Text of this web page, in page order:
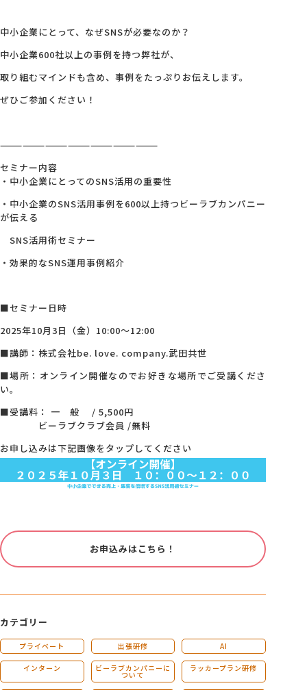
中小企業にとって、なぜSNSが必要なのか？
中小企業600社以上の事例を持つ弊社が、
取り組むマインドも含め、事例をたっぷりお伝えします。
ぜひご参加ください！
—————————————————————
セミナー内容
・中小企業にとってのSNS活用の重要性
・中小企業のSNS活用事例を600以上持つビーラブカンパニー
が伝える
SNS活用術セミナー
・効果的なSNS運用事例紹介
■セミナー日時
2025年10月3日（金）10:00～12:00
■講師：株式会社be. love. company.武田共世
■場所：オンライン開催なのでお好きな場所でご受講くださ
い。
■受講料： 一 般 / 5,500円
ビーラブクラブ会員 /無料
お申し込みは下記画像をタップしてください
お申込みはこちら！
カテゴリー
プライベート 出張研修 AI
インターン ビーラブカンパニーに
ついて
ラッカープラン研修